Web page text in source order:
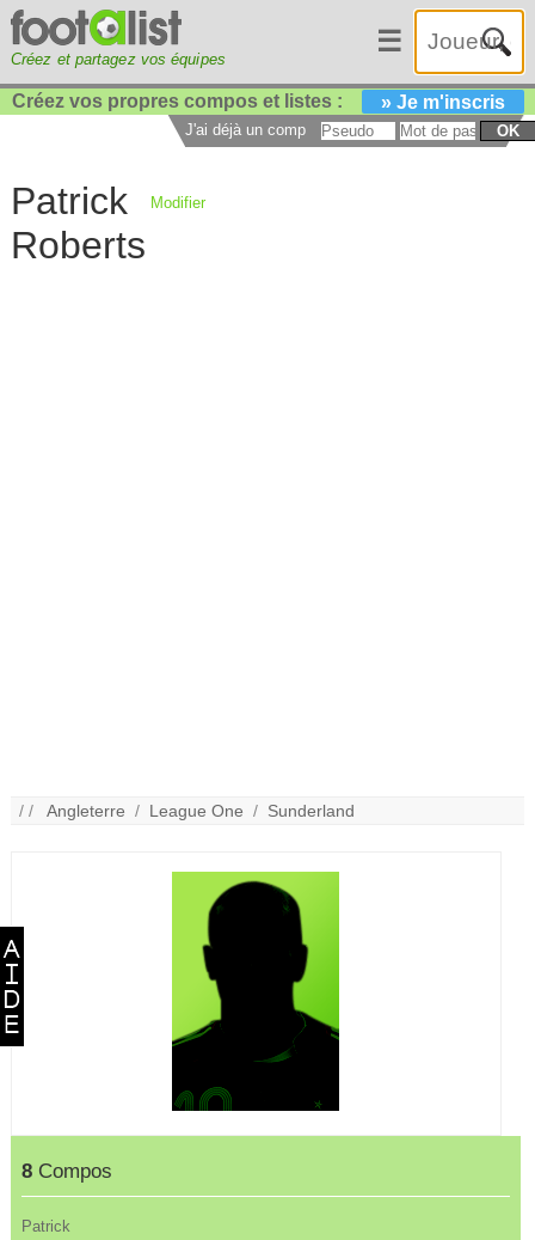
Créez et partagez vos équipes
☰
Créez vos propres compos et listes : » Je m'inscris
J'ai déjà un compte : OK
Patrick
Roberts
Modifier
/ /Angleterre / League One / Sunderland
8 Compos
Patrick